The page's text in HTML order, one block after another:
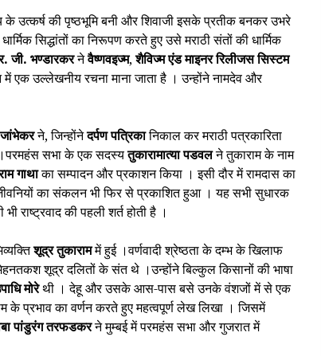
उत्कर्ष की पृष्ठभूमि बनी और शिवाजी इसके प्रतीक बनकर उभरे
सिद्धांतों का निरूपण करते हुए उसे मराठी संतों की धार्मिक
जी. भण्डारकरनेवैष्णवइज्म,शैविज्मएंड माइनर रिलीजस सिस्टम
एक उल्लेखनीय रचना माना जाता है । उन्होंने नामदेव और
जांभेकरने, जिन्होंनेदर्पणपत्रिकानिकाल कर मराठी पत्रकारिता
।परमहंस सभा के एक सदस्यतुकारामात्या पडवलने तुकाराम के नाम
गाथाका सम्पादन और प्रकाशन किया । इसी दौर में रामदास का
जीवनियों का संकलन भी फिर से प्रकाशित हुआ । यह सभी सुधारक
राष्ट्रवाद की पहली शर्त होती है ।
शूद्र तुकाराममें हुई ।वर्णवादी श्रेष्ठता के दम्भ के खिलाफ
शूद्र दलितों के संत थे ।उन्होंने बिल्कुल किसानों की भाषा
मोरेथी । देहू और उसके आस-पास बसे उनके वंशजों में से एक
के प्रभाव का वर्णन करते हुए महत्वपूर्ण लेख लिखा । जिसमें
पांडुरंग तरफडकरने मुम्बई में परमहंस सभा और गुजरात में